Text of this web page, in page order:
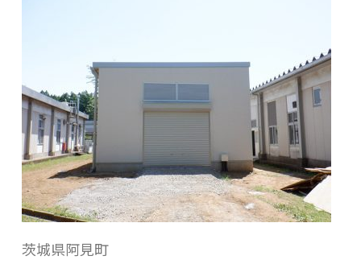
茨城県阿見町